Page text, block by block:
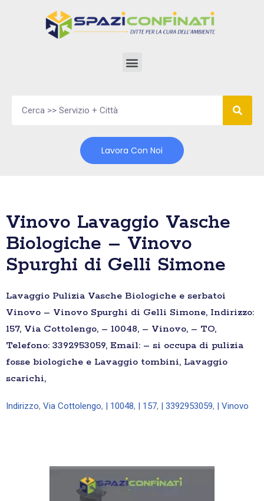
Lavora Con Noi
Vinovo Lavaggio Vasche
Biologiche – Vinovo
Spurghi di Gelli Simone
Lavaggio Pulizia Vasche Biologiche e serbatoi
Vinovo – Vinovo Spurghi di Gelli Simone, Indirizzo:
157, Via Cottolengo, – 10048, – Vinovo, – TO,
Telefono: 3392953059, Email: – si occupa di pulizia
fosse biologiche e Lavaggio tombini, Lavaggio
scarichi,
Indirizzo, Via Cottolengo, | 10048, | 157, | 3392953059, | Vinovo